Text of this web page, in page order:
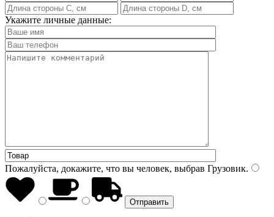
Укажите личные данные:
Пожалуйста, докажите, что вы человек, выбрав Грузовик.